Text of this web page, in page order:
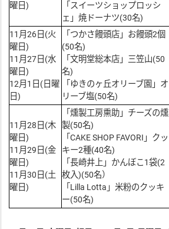
曜日)
「スイーツショップロッシ
ェ」焼ドーナツ(30名)
11月26日(火
曜日)
11月27日(水
曜日)
12月1日(日曜
日)
「つかさ饅頭店」お饅頭2個
(50名)
「文明堂総本店」三笠山(50
名)
「ゆきのヶ丘オリーブ園」オ
リーブ塩(50名)
11月28日(木
曜日)
11月29日(金
曜日)
11月30日(土
曜日)
「燻製工房熏助」チーズの燻
製(50名)
「CAKE SHOP FAVORI」クッ
キー2種(40名)
「長崎井上」かんぼこ1袋(2
枚入)(50名）
「Lilla Lotta」米粉のクッキ
ー(50名)